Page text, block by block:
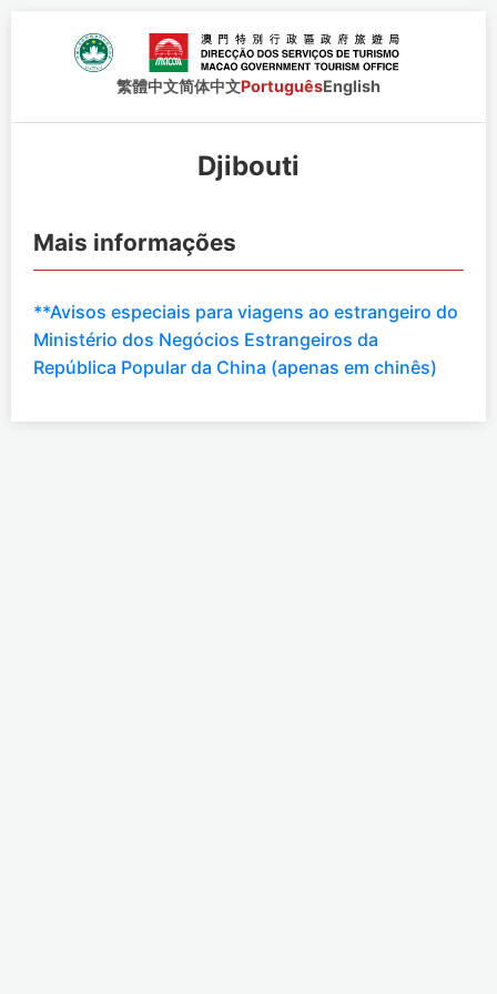
繁體中文简体中文PortuguêsEnglish
Djibouti
Mais informações
**Avisos especiais para viagens ao estrangeiro do
Ministério dos Negócios Estrangeiros da
República Popular da China (apenas em chinês)